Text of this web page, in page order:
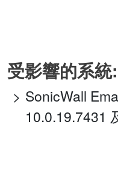
受影響的系統:
SonicWall
10.0.19.7431